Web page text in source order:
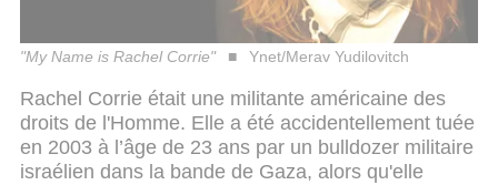
"My Name is Rachel Corrie" Ynet/Merav Yudilovitch
Rachel Corrie était une militante américaine des
droits de l'Homme. Elle a été accidentellement tuée
en 2003 à l’âge de 23 ans par un bulldozer militaire
israélien dans la bande de Gaza, alors qu'elle